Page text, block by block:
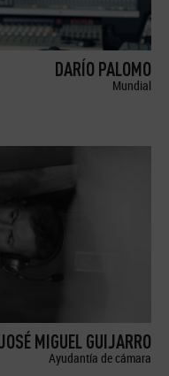
DARÍO PALOMO
Mundial
MIGUEL GUIJARRO
Ayudantía de cámara